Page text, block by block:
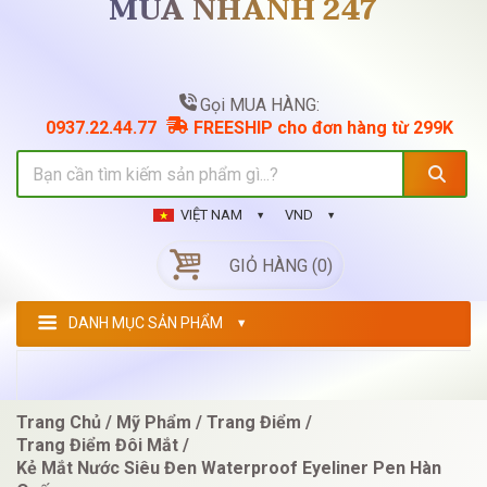
MUA NHANH 247
Gọi MUA HÀNG:
0937.22.44.77
FREESHIP cho đơn hàng từ 299K
VIỆT NAM VND
GIỎ HÀNG (0)
DANH MỤC SẢN PHẨM
Trang Chủ Mỹ Phẩm
Trang Điểm
Trang Điểm Đôi Mắt
Kẻ Mắt Nước Siêu Đen Waterproof Eyeliner Pen Hàn